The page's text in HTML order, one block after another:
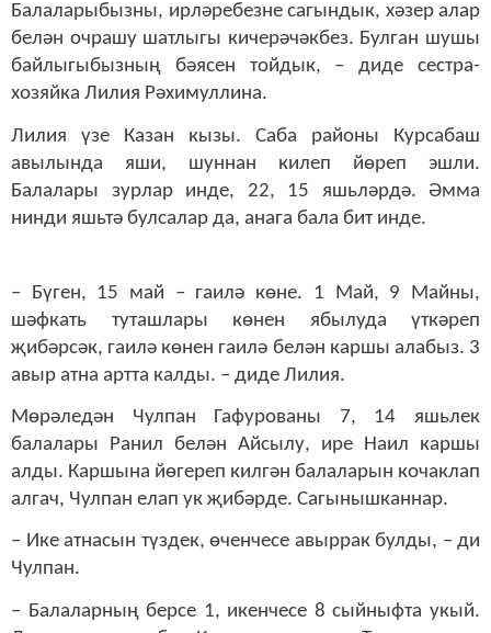
Балаларыбызны, ирләребезне сагындык, хәзер алар
белән очрашу шатлыгы кичерәчәкбез. Булган шушы
байлыгыбызның бәясен тойдык, – диде сестра-
хозяйка Лилия Рәхимуллина.
Лилия үзе Казан кызы. Саба районы Курсабаш
авылында яши, шуннан килеп йөреп эшли.
Балалары зурлар инде, 22, 15 яшьләрдә. Әмма
нинди яшьтә булсалар да, анага бала бит инде.
– Бүген, 15 май – гаилә көне. 1 Май, 9 Майны,
шәфкать туташлары көнен ябылуда үткәреп
җибәрсәк, гаилә көнен гаилә белән каршы алабыз. 3
авыр атна артта калды. – диде Лилия.
Мөрәледән Чулпан Гафурованы 7, 14 яшьлек
балалары Ранил белән Айсылу, ире Наил каршы
алды. Каршына йөгереп килгән балаларын кочаклап
алгач, Чулпан елап ук җибәрде. Сагынышканнар.
– Ике атнасын түздек, өченчесе авыррак булды, – ди
Чулпан.
– Балаларның берсе 1, икенчесе 8 сыйныфта укый.